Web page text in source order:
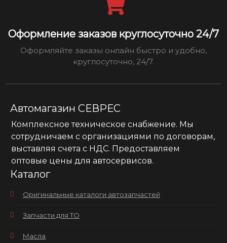
Оформление заказов круглосуточно 24/7
Оформляйте заказы онлайн быстро и удобно,
круглосуточно, 24/7.
Автомагазин СЕВРЕС
Комплексное техническое снабжение. Мы
сотрудничаем с организациями по договорам,
выставляя счета с НДС. Предоставляем
оптовые цены для автосервисов.
Каталог
Оригинальные каталоги автозапчастей
Запчасти для ТО
Масла